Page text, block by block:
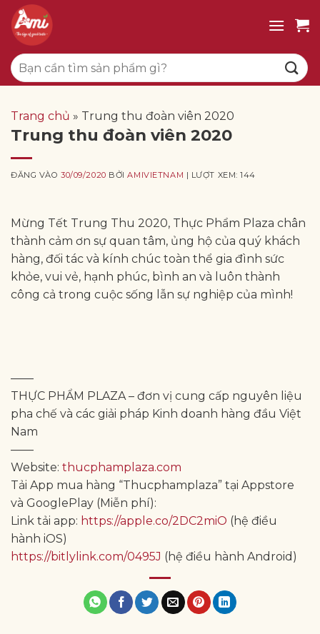
qua
dung
Tìm
kiếm:
Trang chủ » Trung thu đoàn viên 2020
Trung thu đoàn viên 2020
ĐĂNG VÀO30/09/2020 BỞIAMIVIETNAM | LƯỢT XEM: 144
Mừng Tết Trung Thu 2020, Thực Phẩm Plaza chân
thành cảm ơn sự quan tâm, ủng hộ của quý khách
hàng, đối tác và kính chúc toàn thể gia đình sức
khỏe, vui vẻ, hạnh phúc, bình an và luôn thành
công cả trong cuộc sống lẫn sự nghiệp của mình!
——
THỰC PHẨM PLAZA – đơn vị cung cấp nguyên liệu
pha chế và các giải pháp Kinh doanh hàng đầu Việt
Nam
——
Website: thucphamplaza.com
Tải App mua hàng “Thucphamplaza” tại Appstore
và GooglePlay (Miễn phí):
Link tải app: https://apple.co/2DC2miO (hệ điều
hành iOS)
https://bitlylink.com/0495J (hệ điều hành Android)